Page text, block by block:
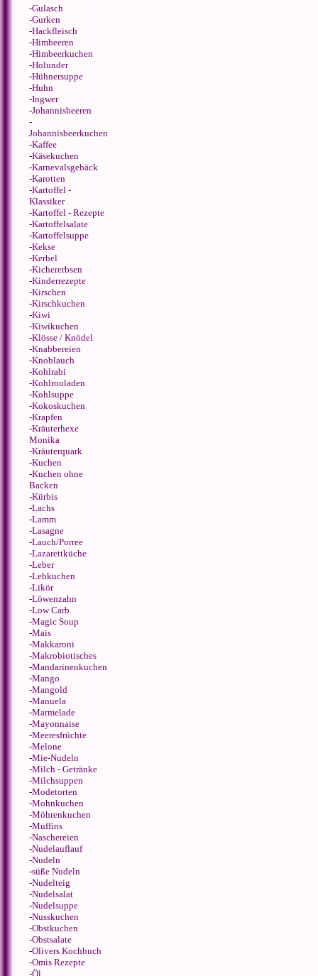
-Gulasch
-Gurken
-Hackfleisch
-Himbeeren
-Himbeerkuchen
-Holunder
-Hühnersuppe
-Huhn
-Ingwer
-Johannisbeeren
-
Johannisbeerkuchen
-Kaffee
-Käsekuchen
-Karnevalsgebäck
-Karotten
-Kartoffel -
Klassiker
-Kartoffel - Rezepte
-Kartoffelsalate
-Kartoffelsuppe
-Kekse
-Kerbel
-Kichererbsen
-Kinderrezepte
-Kirschen
-Kirschkuchen
-Kiwi
-Kiwikuchen
-Klösse / Knödel
-Knabbereien
-Knoblauch
-Kohlrabi
-Kohlrouladen
-Kohlsuppe
-Kokoskuchen
-Krapfen
-Kräuterhexe
Monika
-Kräuterquark
-Kuchen
-Kuchen ohne
Backen
-Kürbis
-Lachs
-Lamm
-Lasagne
-Lauch/Porree
-Lazarettküche
-Leber
-Lebkuchen
-Likör
-Löwenzahn
-Low Carb
-Magic Soup
-Mais
-Makkaroni
-Makrobiotisches
-Mandarinenkuchen
-Mango
-Mangold
-Manuela
-Marmelade
-Mayonnaise
-Meeresfrüchte
-Melone
-Mie-Nudeln
-Milch - Getränke
-Milchsuppen
-Modetorten
-Mohnkuchen
-Möhrenkuchen
-Muffins
-Naschereien
-Nudelauflauf
-Nudeln
-süße Nudeln
-Nudelteig
-Nudelsalat
-Nudelsuppe
-Nusskuchen
-Obstkuchen
-Obstsalate
-Olivers Kochbuch
-Omis Rezepte
-Öl